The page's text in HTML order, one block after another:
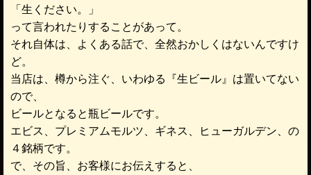
「生ください。」
って言われたりすることがあって。
それ自体は、よくある話で、全然おかしくはないんですけ
ど。
当店は、樽から注ぐ、いわゆる『生ビール』は置いてない
ので、
ビールとなると瓶ビールです。
エビス、プレミアムモルツ、ギネス、ヒューガルデン、の
４銘柄です。
で、その旨、お客様にお伝えすると、